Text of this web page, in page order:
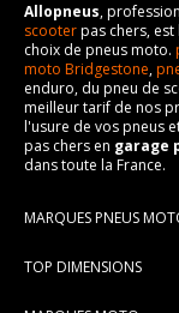
Allopneus,
scooterpas chers,
choix de pneus moto.
moto Bridgestone,
enduro, du pneu de
meilleur tarif de nos
l'usure de vos pneus
pas chers en garage
dans toute la France.
MARQUES PNEUS
TOP DIMENSIONS